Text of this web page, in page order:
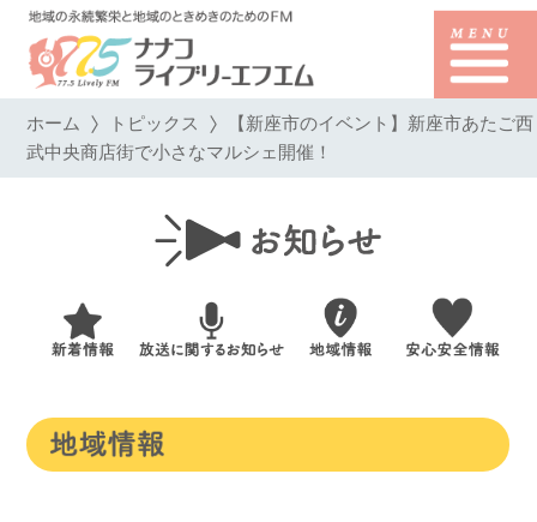
ホーム トピックス 【新座市のイベント】新座市あたご西
武中央商店街で小さなマルシェ開催！